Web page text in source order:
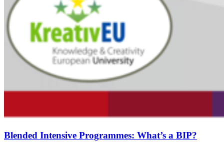
Blended Intensive Programmes: What’s a BIP?